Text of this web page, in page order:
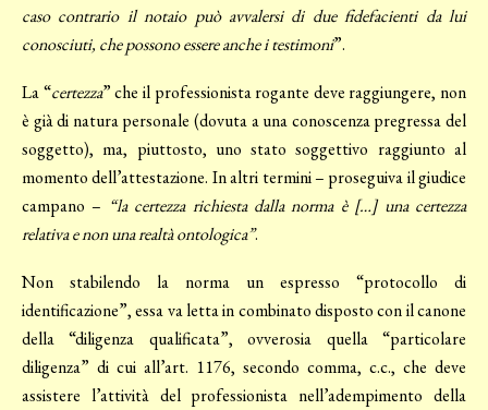
caso contrario il notaio può avvalersi di due fidefacienti da lui
conosciuti, che possono essere anche i testimoni”.
La “certezza” che il professionista rogante deve raggiungere, non
è già di natura personale (dovuta a una conoscenza pregressa del
soggetto), ma, piuttosto, uno stato soggettivo raggiunto al
momento dell’attestazione. In altri termini – proseguiva il giudice
campano – “la certezza richiesta dalla norma è […] una certezza
relativa e non una realtà ontologica”.
Non stabilendo la norma un espresso “protocollo di
identificazione”, essa va letta in combinato disposto con il canone
della “diligenza qualificata”, ovverosia quella “particolare
diligenza” di cui all’art. 1176, secondo comma, c.c., che deve
assistere l’attività del professionista nell’adempimento della